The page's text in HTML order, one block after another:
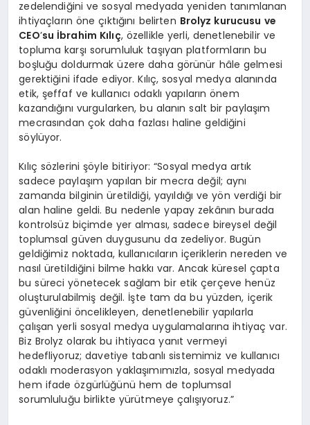
zedelendiğini ve sosyal medyada yeniden tanımlanan
ihtiyaçların öne çıktığını belirten Brolyz kurucusu ve
CEO’su İbrahim Kılıç, özellikle yerli, denetlenebilir ve
topluma karşı sorumluluk taşıyan platformların bu
boşluğu doldurmak üzere daha görünür hâle gelmesi
gerektiğini ifade ediyor. Kılıç, sosyal medya alanında
etik, şeffaf ve kullanıcı odaklı yapıların önem
kazandığını vurgularken, bu alanın salt bir paylaşım
mecrasından çok daha fazlası haline geldiğini
söylüyor.
Kılıç sözlerini şöyle bitiriyor: “Sosyal medya artık
sadece paylaşım yapılan bir mecra değil; aynı
zamanda bilginin üretildiği, yayıldığı ve yön verdiği bir
alan haline geldi. Bu nedenle yapay zekânın burada
kontrolsüz biçimde yer alması, sadece bireysel değil
toplumsal güven duygusunu da zedeliyor. Bugün
geldiğimiz noktada, kullanıcıların içeriklerin nereden ve
nasıl üretildiğini bilme hakkı var. Ancak küresel çapta
bu süreci yönetecek sağlam bir etik çerçeve henüz
oluşturulabilmiş değil. İşte tam da bu yüzden, içerik
güvenliğini öncelikleyen, denetlenebilir yapılarla
çalışan yerli sosyal medya uygulamalarına ihtiyaç var.
Biz Brolyz olarak bu ihtiyaca yanıt vermeyi
hedefliyoruz; davetiye tabanlı sistemimiz ve kullanıcı
odaklı moderasyon yaklaşımımızla, sosyal medyada
hem ifade özgürlüğünü hem de toplumsal
sorumluluğu birlikte yürütmeye çalışıyoruz.”